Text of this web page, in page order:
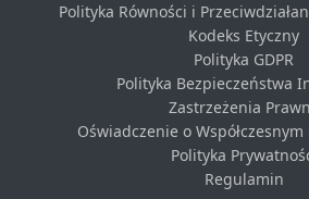
Polityka Równości i
Kodeks Etyczny
Polityka GDPR
Polityka Bezpieczeństwa
Zastrzeżenia
Oświadczenie o
Polityka
Regulamin